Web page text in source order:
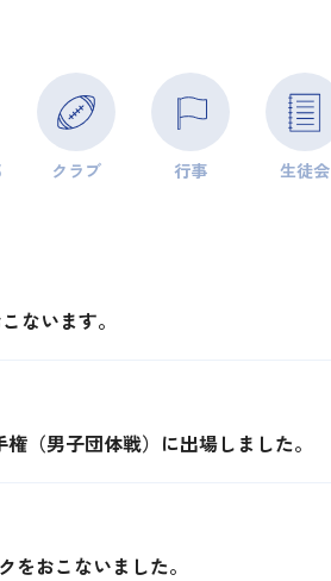
クラブ 行事 生徒会
ないます。
（男子団体戦）に出場しました。
をおこないました。